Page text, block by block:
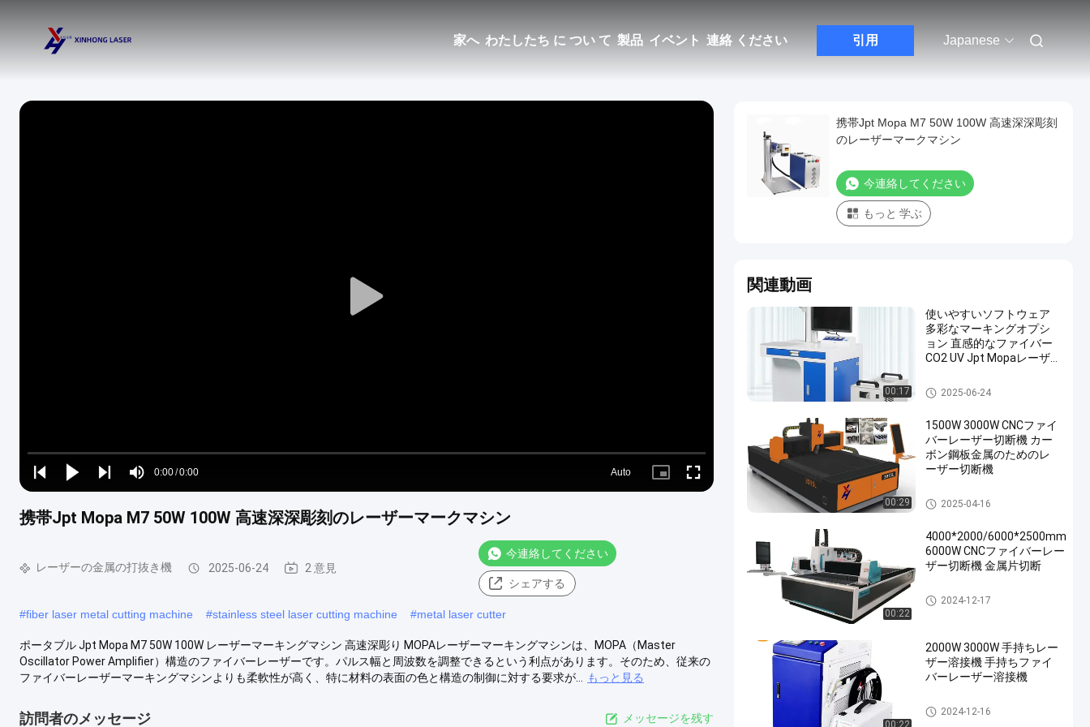
家へ わたしたち に つい て 製品 イベント 連絡 ください 引用 Japanese
Play
Play
Play
Play
Mute
Time
0:00/0:00
Loaded:
0%
Auto
Picture- Fullscreen
携帯Jpt Mopa M7 50W 100W 高速深深彫刻のレーザーマークマシン
レーザーの金属の打抜き機 2025-06-24 2 意見
今連絡してください
シェアする
#fiber laser metal cutting machine #stainless steel laser cutting machine #metal laser cutter
ポータブル Jpt Mopa M7 50W 100W レーザーマーキングマシン 高速深彫り MOPAレーザーマーキングマシンは、MOPA（Master
Oscillator Power Amplifier）構造のファイバーレーザーです。パルス幅と周波数を調整できるという利点があります。そのため、従来の
ファイバーレーザーマーキングマシンよりも柔軟性が高く、特に材料の表面の色と構造の制御に対する要求が...
もっと見る
訪問者のメッセージ メッセージを残す
携帯Jpt Mopa M7 50W 100W 高速深深彫刻
のレーザーマークマシン
今連絡してください
もっと 学ぶ
関連動画
00:17
使いやすいソフトウェア
多彩なマーキングオプシ
ョン 直感的なファイバー
CO2 UV Jpt Mopaレーザ
レーザーの金属の打抜き機
2025-06-24
00:29
1500W 3000W CNCファイ
バーレーザー切断機 カー
ボン鋼板金属のためのレ
ーザー切断機
レーザーの金属の打抜き機
2025-04-16
00:22
4000*2000/6000*2500mm
6000W CNCファイバーレー
ザー切断機 金属片切断
レーザーの金属の打抜き機
2024-12-17
00:22
2000W 3000W 手持ちレー
ザー溶接機 手持ちファイ
バーレーザー溶接機
手持ちレーザー溶接機
2024-12-16